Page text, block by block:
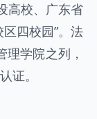
高校、广东省
四校园”。法
学院之列，
证。